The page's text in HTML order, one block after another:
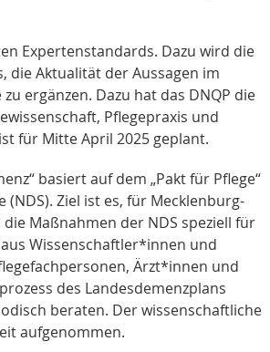
Expertenstandards. Dazu wird die
die Aktualität der Aussagen im
ergänzen. Dazu hat das DNQP die
Pflegepraxis und
für Mitte April 2025 geplant.
basiert auf dem „Pakt für Pflege“
Ziel ist es, für Mecklenburg-
Maßnahmen der NDS speziell für
Wissenschaftler*innen und
Ärzt*innen und
des Landesdemenzplans
beraten. Der wissenschaftliche
aufgenommen.